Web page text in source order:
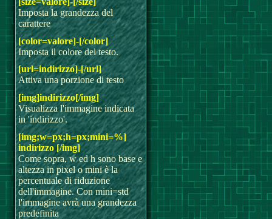
Imposta la grandezza del
carattere
[color=valore]-[/color]
Imposta il colore del testo.
[url=indirizzo]-[/url]
Attiva una porzione di testo
[img]indirizzo[/img]
Visualizza l'immagine indicata
in 'indirizzo'.
[img;w=px;h=px;mini=%]
indirizzo [/img]
Come sopra, w ed h sono base e
altezza in pixel o mini è la
percentuale di riduzione
dell'immagine. Con mini=std
l'immagine avrà una grandezza
predefinita